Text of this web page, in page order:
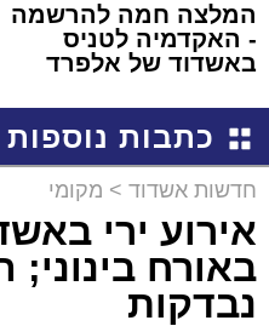
המלצה חמה להרשמה
- האקדמיה לטניס
באשדוד של אלפרד
כתבות נוספות
חדשות אשדוד > מקומי
אירוע ירי
באורח בינוני;
נבדקות